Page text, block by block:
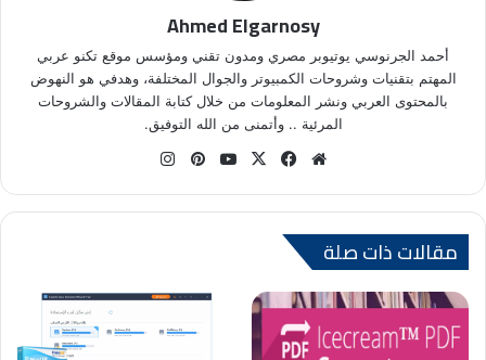
Ahmed Elgarnosy
أحمد الجرنوسي يوتيوبر مصري ومدون تقني ومؤسس موقع تكنو عربي
المهتم بتقنيات وشروحات الكمبيوتر والجوال المختلفة، وهدفي هو النهوض
بالمحتوى العربي ونشر المعلومات من خلال كتابة المقالات والشروحات
المرئية .. وأتمنى من الله التوفيق.
موق
الوي
ب
في
وك
X
يوتي
بينتي
س
ام
مقالات ذات صلة